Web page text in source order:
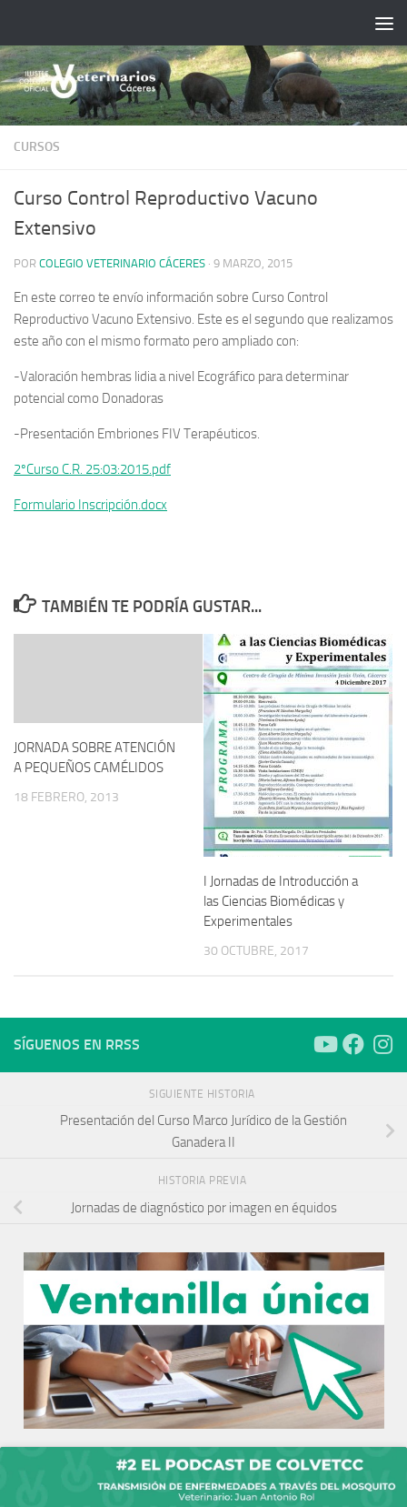
CURSOS
Curso Control Reproductivo Vacuno
Extensivo
POR COLEGIO VETERINARIO CÁCERES · 9 MARZO, 2015
En este correo te envío información sobre Curso Control
Reproductivo Vacuno Extensivo. Este es el segundo que realizamos
este año con el mismo formato pero ampliado con:
-Valoración hembras lidia a nivel Ecográfico para determinar
potencial como Donadoras
-Presentación Embriones FIV Terapéuticos.
2ºCurso C.R. 25:03:2015.pdf
Formulario Inscripción.docx
TAMBIÉN TE PODRÍA GUSTAR...
JORNADA SOBRE ATENCIÓN
A PEQUEÑOS CAMÉLIDOS
18 FEBRERO, 2013
I Jornadas de Introducción a
las Ciencias Biomédicas y
Experimentales
30 OCTUBRE, 2017
SÍGUENOS EN RRSS
SIGUIENTE HISTORIA
Presentación del Curso Marco Jurídico de la Gestión
Ganadera II
HISTORIA PREVIA
Jornadas de diagnóstico por imagen en équidos